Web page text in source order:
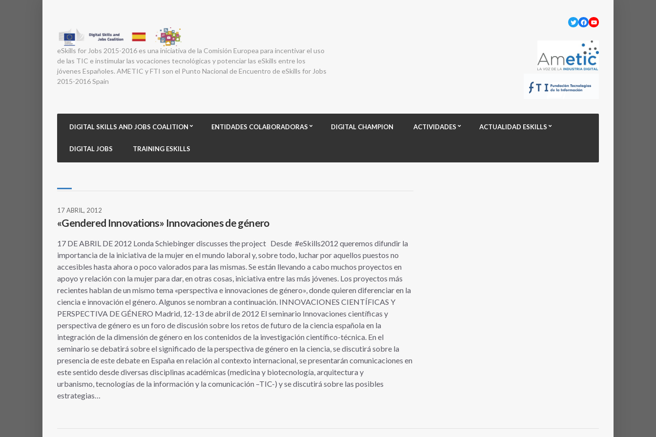
eSkills for Jobs 2015-2016 es una iniciativa de la Comisión Europea para incentivar el uso
de las TIC e instimular las vocaciones tecnológicas y potenciar las eSkills entre los
jóvenes Españoles. AMETIC y FTI son el Punto Nacional de Encuentro de eSkills for Jobs
2015-2016 Spain
Twitter
Facebook
YouTube
DIGITAL SKILLS AND JOBS COALITION ENTIDADES COLABORADORAS DIGITAL CHAMPION ACTIVIDADES ACTUALIDAD ESKILLS
DIGITAL JOBS TRAINING ESKILLS
17 ABRIL, 2012
«Gendered Innovations» Innovaciones de género
17 DE ABRIL DE 2012 Londa Schiebinger discusses the project Desde #eSkills2012 queremos difundir la
importancia de la iniciativa de la mujer en el mundo laboral y, sobre todo, luchar por aquellos puestos no
accesibles hasta ahora o poco valorados para las mismas. Se están llevando a cabo muchos proyectos en
apoyo y relación con la mujer para dar, en otras cosas, iniciativa entre las más jóvenes. Los proyectos más
recientes hablan de un mismo tema «perspectiva e innovaciones de género», donde quieren diferenciar en la
ciencia e innovación el género. Algunos se nombran a continuación. INNOVACIONES CIENTÍFICAS Y
PERSPECTIVA DE GÉNERO Madrid, 12-13 de abril de 2012 El seminario Innovaciones científicas y
perspectiva de género es un foro de discusión sobre los retos de futuro de la ciencia española en la
integración de la dimensión de género en los contenidos de la investigación científico-técnica. En el
seminario se debatirá sobre el significado de la perspectiva de género en la ciencia, se discutirá sobre la
presencia de este debate en España en relación al contexto internacional, se presentarán comunicaciones en
este sentido desde diversas disciplinas académicas (medicina y biotecnología, arquitectura y
urbanismo, tecnologías de la información y la comunicación –TIC-) y se discutirá sobre las posibles
estrategias…